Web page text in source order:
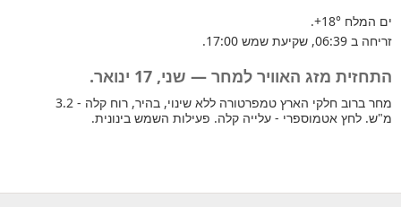
ים המלח +18°
.
זריחה ב 06:39, שקיעת שמש 17:00.
התחזית מזג האוויר למחר — שני, 17 ינואר.
מחר ברוב חלקי הארץ טמפרטורה ללא שינוי, בהיר, רוח קלה - 3.2
מ"ש. לחץ אטמוספרי - עלייה קלה. פעילות השמש בינונית.